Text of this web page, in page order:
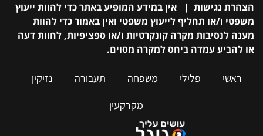
הצהרת נגישות | אין במידע המופיע באתר כדי להוות ייעוץ
משפטי ו/או תחליף לייעוץ משפטי ואין באמור כדי להוות
מענה לנסיבות מקרה קונקרטיות ו/או ספציפיות, לחוות דעה
או להביע עמדה ביחס למקרה מסוים.
ראשי פלילי משפחה תעבורה
נזיקין
מקרקעין